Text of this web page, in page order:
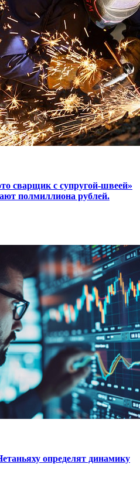
сварщик с супругой-швеей»
полмиллиона рублей.
определят динамику